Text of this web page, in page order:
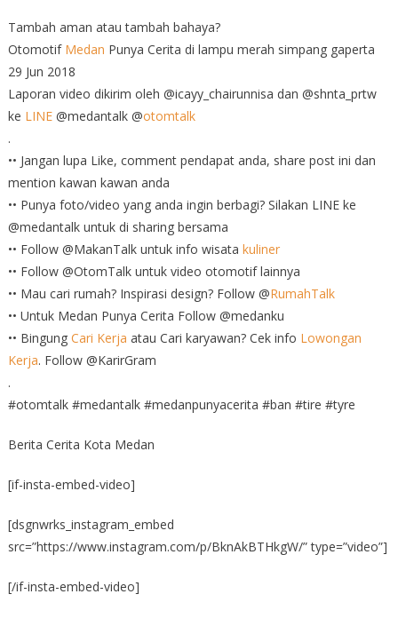
Tambah aman atau tambah bahaya?
Otomotif Medan Punya Cerita di lampu merah simpang gaperta
29 Jun 2018
Laporan video dikirim oleh @icayy_chairunnisa dan @shnta_prtw
ke LINE@medantalk @otomtalk
.
•• Jangan lupa Like, comment pendapat anda, share post ini dan
mention kawan kawan anda
•• Punya foto/video yang anda ingin berbagi? Silakan LINE ke
@medantalk untuk di sharing bersama
•• Follow @MakanTalk untuk info wisata kuliner
•• Follow @OtomTalk untuk video otomotif lainnya
•• Mau cari rumah? Inspirasi design? Follow @RumahTalk
•• Untuk Medan Punya Cerita Follow @medanku
•• Bingung Cari Kerja atau Cari karyawan? Cek info Lowongan
Kerja. Follow @KarirGram
.
#otomtalk #medantalk #medanpunyacerita #ban #tire #tyre
Berita Cerita Kota Medan
[if-insta-embed-video]
[dsgnwrks_instagram_embed
src=”https://www.instagram.com/p/BknAkBTHkgW/” type=”video”]
[/if-insta-embed-video]